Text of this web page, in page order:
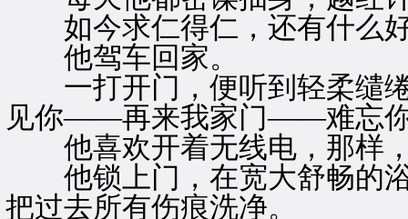
如今求仁得仁，还有什么
他驾车回家。
一打开门，便听到轻柔缱
见你——再来我家门——难忘
他喜欢开着无线电，那样
他锁上门，在宽大舒畅的浴
把过去所有伤痕洗净。